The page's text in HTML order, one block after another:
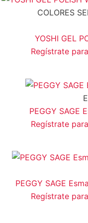
JANSSEN
MAXYMOVA(0)
NOYLES(0)
STALEKS(0)
Categorías del
COLORES
YOSHI GEL
Regístrate
PEGGY SAGE
Regístrate
PEGGY SAGE
Regístrate